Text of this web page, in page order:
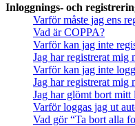
Inloggnings- och
Varför måste jag ens
Vad är COPPA?
Varför kan jag inte
Jag har registrerat mig
Varför kan jag inte
Jag har registrerat mig
Jag har glömt bort mitt
Varför loggas jag ut
Vad gör “Ta bort alla